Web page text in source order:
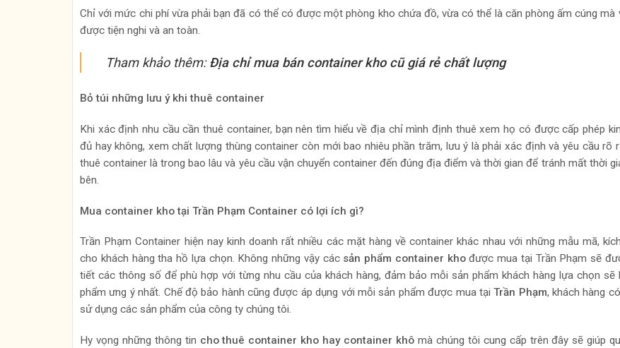
Chỉ với mức chi phí vừa phải bạn đã có thể có được một phòng kho chứa đồ, vừa có thể là căn phòng ấm cúng mà
được tiện nghi và an toàn.
Tham khảo thêm:Địa chỉ mua bán container kho cũ giá rẻ chất lượng
Bỏ túi những lưu ý khi thuê container
Khi xác định nhu cầu cần thuê container, bạn nên tìm hiểu về địa chỉ mình định thuê xem họ có được cấp phép
đủ hay không, xem chất lượng thùng container còn mới bao nhiêu phần trăm, lưu ý là phải xác định và yêu cầu rõ
thuê container là trong bao lâu và yêu cầu vận chuyển container đến đúng địa điểm và thời gian để tránh mất thời
bên.
Mua container kho tại Trần Phạm Container có lợi ích gì?
Trần Phạm Container hiện nay kinh doanh rất nhiều các mặt hàng về container khác nhau với những mẫu mã,
cho khách hàng tha hồ lựa chọn. Không những vậy cácsản phẩm container khođược mua tại Trần Phạm sẽ
tiết các thông số để phù hợp với từng nhu cầu của khách hàng, đảm bảo mỗi sản phẩm khách hàng lựa chọn sẽ
phẩm ưng ý nhất. Chế độ bảo hành cũng được áp dụng với mỗi sản phẩm được mua tạiTrần Phạm, khách hàng
sử dụng các sản phẩm của công ty chúng tôi.
Hy vọng những thông tin cho thuê container kho hay container khô mà chúng tôi cung cấp trên đây sẽ giúp